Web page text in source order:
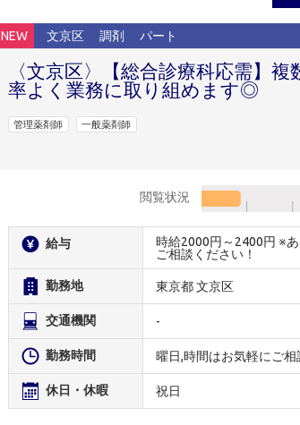
NEW 文京区 調剤 パート
〈文京区〉【総合診療科応需】
率よく業務に取り組めます◎
管理薬剤師 一般薬剤師
閲覧状況
給与
時給2000円～2400円 ※
ご相談ください！
勤務地 東京都 文京区
交通機関 -
勤務時間 曜日,時間はお気軽にご
休日・休暇 祝日